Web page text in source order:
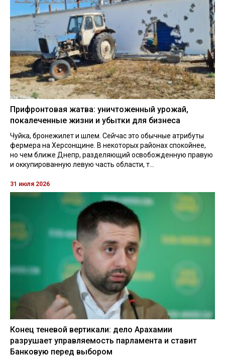
Прифронтовая жатва: уничтоженный урожай,
покалеченные жизни и убытки для бизнеса
Чуйка, бронежилет и шлем. Сейчас это обычные атрибуты
фермера на Херсонщине. В некоторых районах спокойнее,
но чем ближе Днепр, разделяющий освобожденную правую
и оккупированную левую часть области, т...
31 июля 2026
Конец теневой вертикали: дело Арахамии
разрушает управляемость парламента и ставит
Банковую перед выбором